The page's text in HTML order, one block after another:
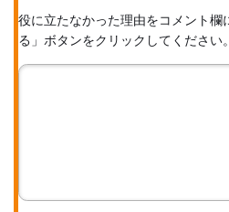
役に立たなかった理由をコメント欄
る」ボタンをクリックしてください。